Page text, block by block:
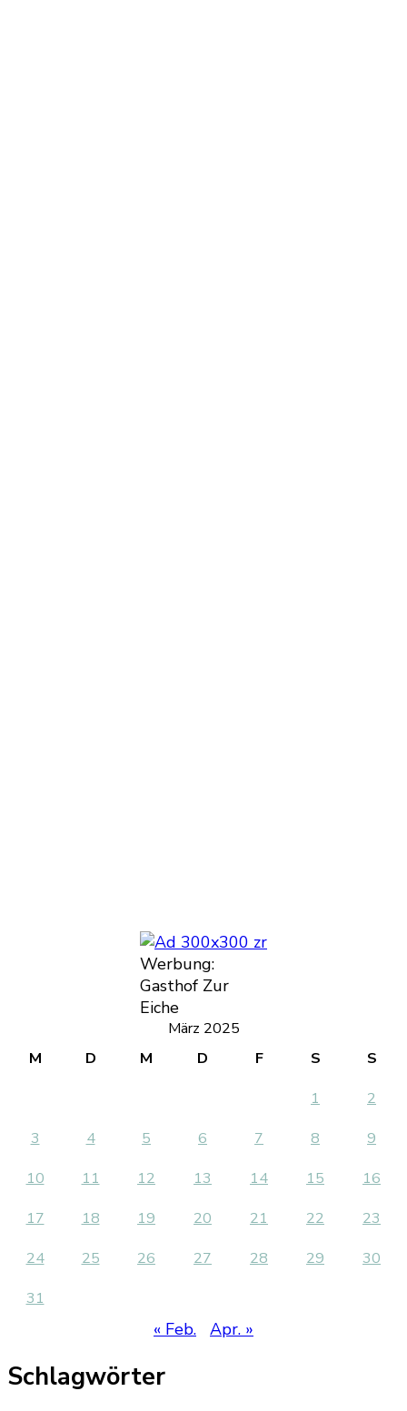
Werbung:
Gasthof Zur
Eiche
März 2025
M
D M D F S
S
1
2
3
4 5 6 7 8
9
10
11 12 13 14 15
16
17
18 19 20 21 22
23
24
25 26 27 28 29
30
31
« Feb. Apr. »
Schlagwörter